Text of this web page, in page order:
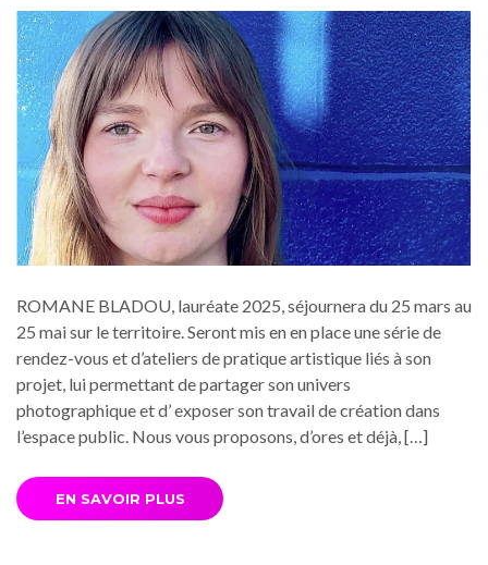
ROMANE BLADOU, lauréate 2025, séjournera du 25 mars au
25 mai sur le territoire. Seront mis en en place une série de
rendez-vous et d’ateliers de pratique artistique liés à son
projet, lui permettant de partager son univers
photographique et d’ exposer son travail de création dans
l’espace public. Nous vous proposons, d’ores et déjà, […]
EN SAVOIR PLUS